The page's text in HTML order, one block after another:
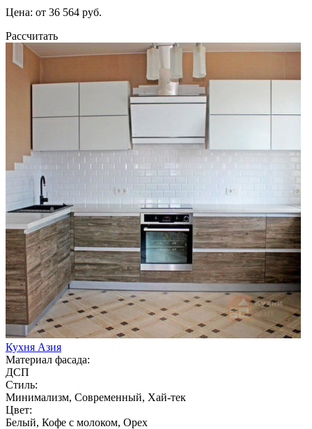
Цена: от 36 564 руб.
Рассчитать
Кухня Азия
Материал фасада:
ДСП
Стиль:
Минимализм, Современный, Хай-тек
Цвет:
Белый, Кофе с молоком, Орех